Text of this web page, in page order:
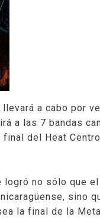
llevará a cabo por
a las 7 bandas
final del Heat
logró no sólo que
sino
la final de la